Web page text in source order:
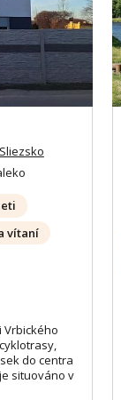
vítaní
Vrbického
do centra
situováno v